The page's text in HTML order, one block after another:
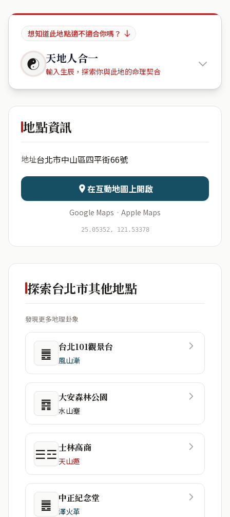
想知道此地點適不適合你嗎？
☯ 天地人合一
輸入生辰，探索你與此地的命理契合
四平街56
日期 出生時辰
資料僅用於即時分析，不會儲存於伺服器
地點資訊
地址台北市中山區四平街66號
在互動地圖上開啟
Google Maps · Apple Maps
25.05352, 121.53378
探索台北市其他地點
發現更多地理卦象
䷌ 台北101觀景台
風山漸
䷴ 大安森林公園
水山蹇
☰☲士林高商
天山遯
䷌ 中正紀念堂
澤火革